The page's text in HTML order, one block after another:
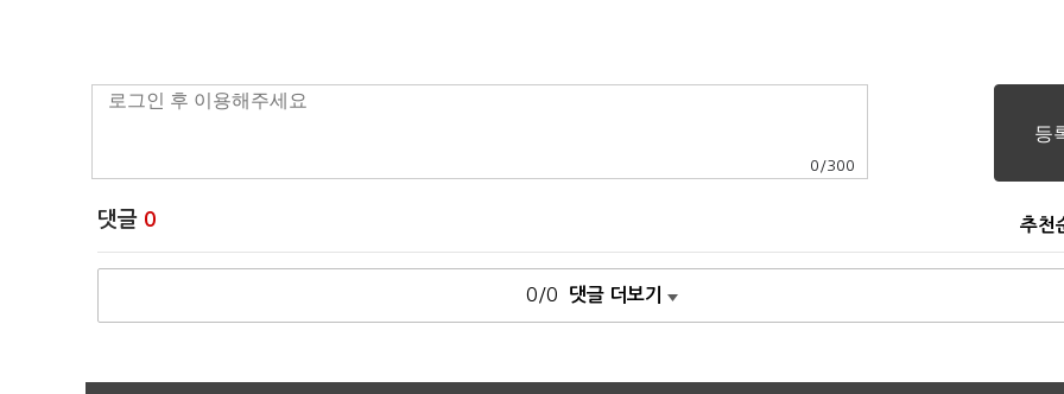
0 /300
댓글 0 추천
0/0 댓글 더보기